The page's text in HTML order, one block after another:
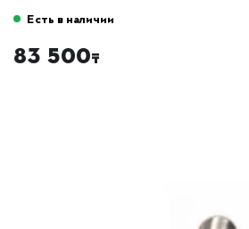
Есть в наличии
83 500₸